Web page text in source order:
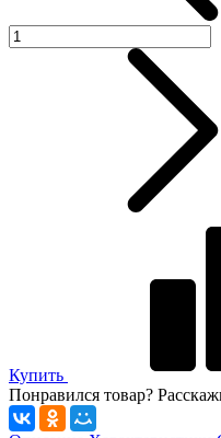
Купить
Понравился товар?